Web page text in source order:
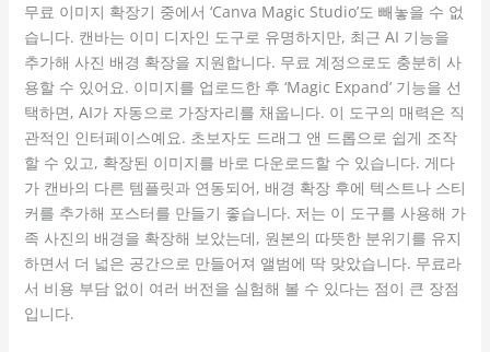
무료 이미지 확장기 중에서 ‘Canva Magic Studio’도 빼놓을 수 없
습니다. 캔바는 이미 디자인 도구로 유명하지만, 최근 AI 기능을
추가해 사진 배경 확장을 지원합니다. 무료 계정으로도 충분히 사
용할 수 있어요. 이미지를 업로드한 후 ‘Magic Expand’ 기능을 선
택하면, AI가 자동으로 가장자리를 채웁니다. 이 도구의 매력은 직
관적인 인터페이스예요. 초보자도 드래그 앤 드롭으로 쉽게 조작
할 수 있고, 확장된 이미지를 바로 다운로드할 수 있습니다. 게다
가 캔바의 다른 템플릿과 연동되어, 배경 확장 후에 텍스트나 스티
커를 추가해 포스터를 만들기 좋습니다. 저는 이 도구를 사용해 가
족 사진의 배경을 확장해 보았는데, 원본의 따뜻한 분위기를 유지
하면서 더 넓은 공간으로 만들어져 앨범에 딱 맞았습니다. 무료라
서 비용 부담 없이 여러 버전을 실험해 볼 수 있다는 점이 큰 장점
입니다.